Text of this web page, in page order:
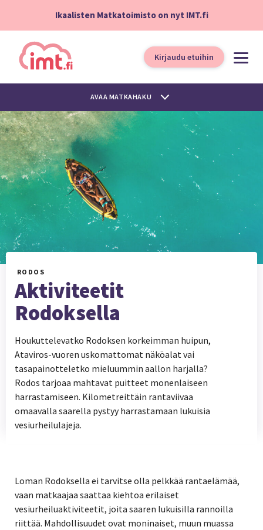
Ikaalisten Matkatoimisto on nyt IMT.fi
Kirjaudu etuihin
AVAA MATKAHAKU
RODOS
Aktiviteetit
Rodoksella
Houkuttelevatko Rodoksen korkeimman huipun,
Ataviros-vuoren uskomattomat näköalat vai
tasapainotteletko mieluummin aallon harjalla?
Rodos tarjoaa mahtavat puitteet monenlaiseen
harrastamiseen. Kilometreittäin rantaviivaa
omaavalla saarella pystyy harrastamaan lukuisia
vesiurheilulajeja.
Loman Rodoksella ei tarvitse olla pelkkää rantaelämää,
vaan matkaajaa saattaa kiehtoa erilaiset
vesiurheiluaktiviteetit, joita saaren lukuisilla rannoilla
riittää. Mahdollisuudet ovat moninaiset, muun muassa